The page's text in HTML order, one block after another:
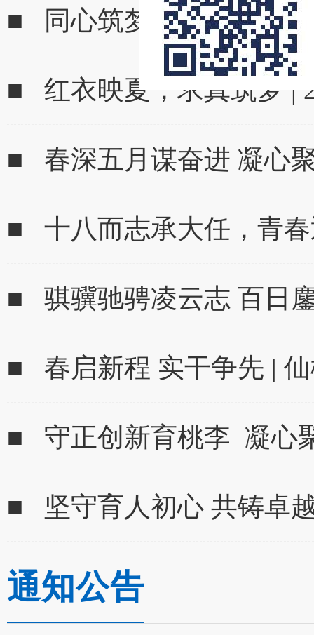
■ 同心筑梦，行稳致远
■ 红衣映夏，求真筑梦 |
■ 春深五月谋奋进 凝心
■ 十八而志承大任，青
■ 骐骥驰骋凌云志 百日
■ 春启新程 实干争先 |
■ 守正创新育桃李 凝心
■ 坚守育人初心 共铸卓
通知公告